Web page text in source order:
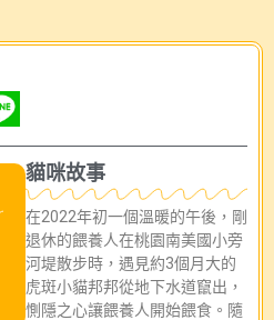
貓咪故事
在2022年初一個溫暖的午後，剛
退休的餵養人在桃園南美國小旁
河堤散步時，遇見約3個月大的
虎斑小貓邦邦從地下水道竄出，
惻隱之心讓餵養人開始餵食。隨